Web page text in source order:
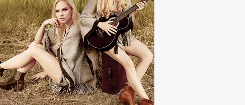
因为经常迁就他人，所以不断委屈自己，在生活中如此，在穿衣打扮中也是如此。其实......